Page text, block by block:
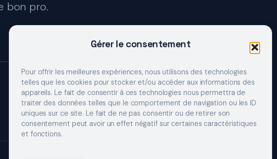
Gérer le consentement
Pour offrir les meilleures expériences, nous utilisons des technologies
telles que les cookies pour stocker et/ou accéder aux informations des
appareils. Le fait de consentir à ces technologies nous permettra de
traiter des données telles que le comportement de navigation ou les ID
uniques sur ce site. Le fait de ne pas consentir ou de retirer son
consentement peut avoir un effet négatif sur certaines caractéristiques
et fonctions.
bon pro.